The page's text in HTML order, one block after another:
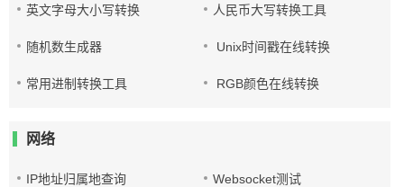
英文字母大小写转换 人民币大写转换工具
随机数生成器 Unix时间戳在线转换
常用进制转换工具 RGB颜色在线转换
网络
IP地址归属地查询 Websocket测试